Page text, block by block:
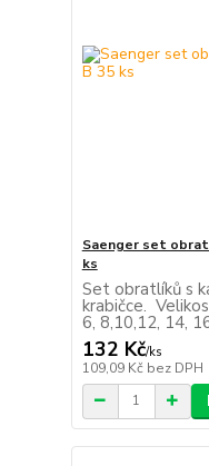
Saenger set
ks
Set obratlíků s
krabičce.
6, 8,10,12, 14,
132 Kč/ks
109,09 Kč bez DPH